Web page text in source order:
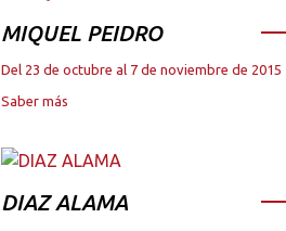
MIQUEL PEIDRO
Del 23 de octubre al 7 de noviembre de 2015
Saber más
DIAZ ALAMA